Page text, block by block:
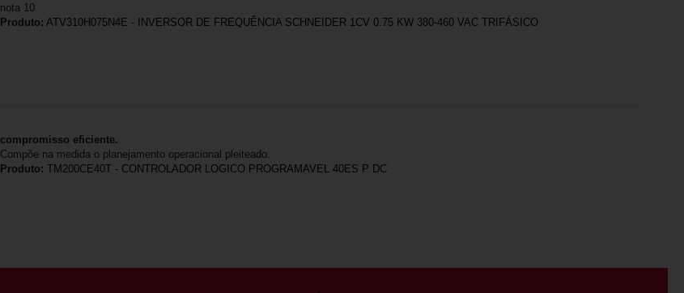
nota 10
Produto: ATV310H075N4E - INVERSOR DE FREQUÊNCIA SCHNEIDER 1CV 0.75 KW 380-460 VAC TRIFÁSICO
compromisso eficiente.
Compõe na medida o planejamento operacional pleiteado.
Produto: TM200CE40T - CONTROLADOR LOGICO PROGRAMAVEL 40ES P DC